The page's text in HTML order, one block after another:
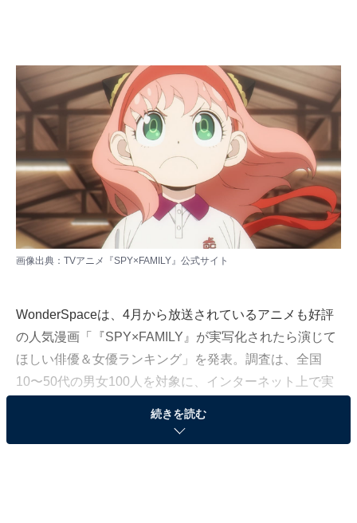
画像出典： TVアニメ『SPY×FAMILY』公式サイト
WonderSpaceは、4月から放送されているアニメも好評
の人気漫画「『SPY×FAMILY』が実写化されたら演じて
ほしい俳優＆女優ランキング」を発表。調査は、全国
10〜50代の男女100人を対象に、インターネット上で実
その中から、「アーニャ・フォージャー」役を演じてほ
しい俳優ランキングをご紹介します！
続きを読む